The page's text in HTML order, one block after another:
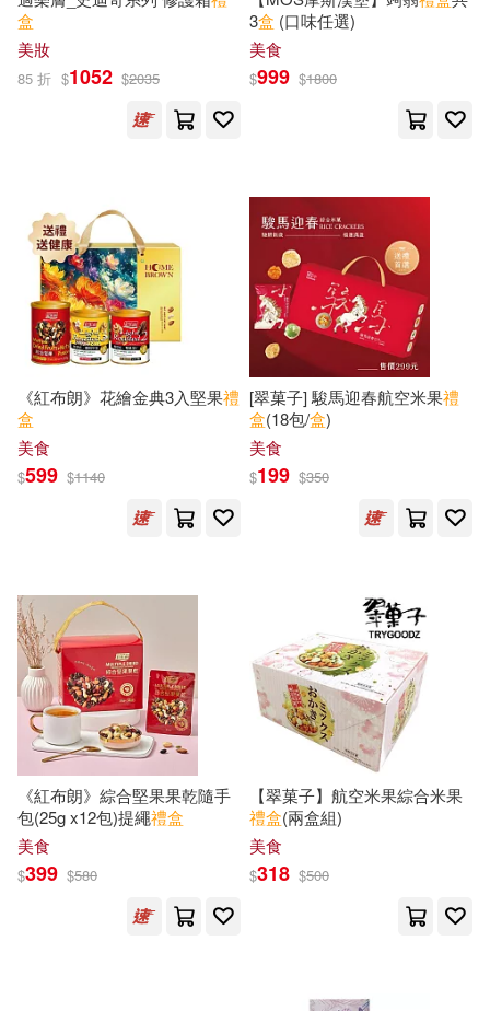
肚臍媽喜多(1)
肚臍爸小冰(1) 花藝在線(1)
英國HIT娛樂有限公司(1)
英國吉尼斯世界紀錄有限公司(1)
英國娛樂壹有限公司出品；安韶
莉·霍奇金森(1)
萬達（主編）(1) 蔣勳(1)
虹色天堂(1)
詠聲動漫(1)
貝雅蒂斯．維隆(1) 賴世雄(1)
賴國宜(1) 赫威．托雷(1)
趙鵬飛(1) 辭典編輯委員會(1)
盒
美妝
85 折 $1052 $2035
3盒 (口味任選)
美食
$999 $1800
《紅布朗》花繪金典3入堅果禮
盒
美食
$599 $1140
[翠菓子] 駿馬迎春航空米果禮
盒(18包/盒)
美食
$199 $350
《紅布朗》綜合堅果果乾隨手
包(25g x12包)提繩禮盒
美食
$399 $580
【翠菓子】航空米果綜合米果
禮盒(兩盒組)
美食
$318 $500